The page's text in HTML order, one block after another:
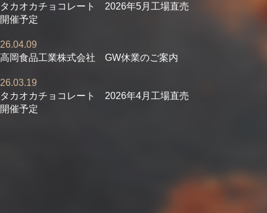
タカオカチョコレート 2026年5月工場直売
開催予定
26.04.09
高岡食品工業株式会社 GW休業のご案内
26.03.19
タカオカチョコレート 2026年4月工場直売
開催予定